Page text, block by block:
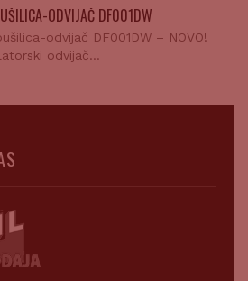
ODVIJAČ DF001DW
odvijač DF001DW – NOVO!
odvijač…